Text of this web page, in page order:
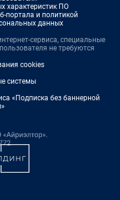
характеристик ПО
портала и политикой
данных
сервиса, специальные
не требуются
cookies
системы
«Подписка без баннерной